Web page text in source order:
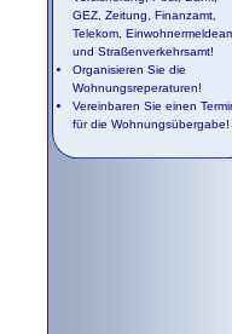
GEZ, Zeitung, Finanzamt,
Telekom,
und Straßenverkehrsamt!
Organisieren Sie die
Wohnungsreperaturen!
Vereinbaren Sie einen
für die Wohnungsübergabe!